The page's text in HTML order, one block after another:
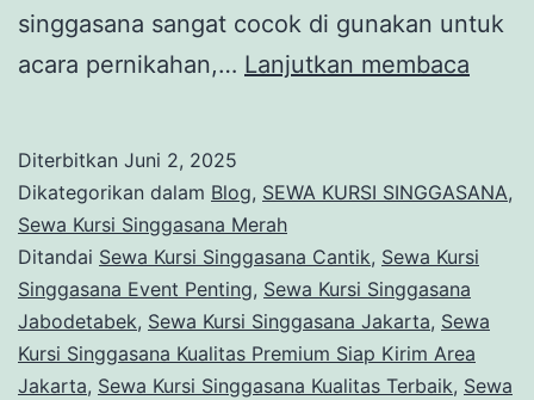
singgasana sangat cocok di gunakan untuk
acara pernikahan,… Lanjutkan membaca
Jeruk
Diterbitkan Juni 2, 2025
Dikategorikan dalam Blog, SEWA KURSI SINGGASANA,
Sewa Kursi Singgasana Merah
Ditandai Sewa Kursi Singgasana Cantik, Sewa Kursi
Singgasana Event Penting, Sewa Kursi Singgasana
Jabodetabek, Sewa Kursi Singgasana Jakarta, Sewa
Kursi Singgasana Kualitas Premium Siap Kirim Area
Jakarta, Sewa Kursi Singgasana Kualitas Terbaik, Sewa